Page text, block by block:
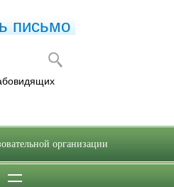
2026
ГРАЖДАН
письмо
организации